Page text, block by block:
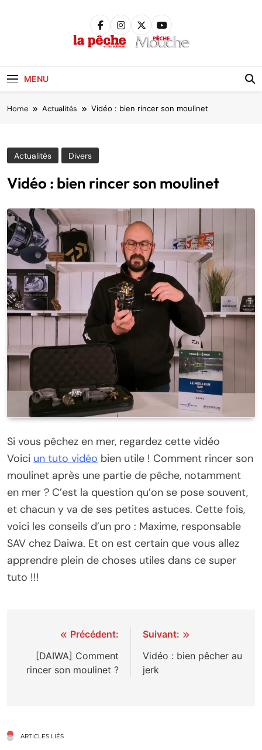
MENU
Home Actualités Vidéo : bien rincer son moulinet
Actualités Divers
Vidéo : bien rincer son moulinet
Si vous pêchez en mer, regardez cette vidéo
Voici un tuto vidéo bien utile ! Comment rincer son
moulinet après une partie de pêche, notamment
en mer ? C’est la question qu’on se pose souvent,
et chacun y va de ses petites astuces. Cette fois,
voici les conseils d’un pro : Maxime, responsable
SAV chez Daiwa. Et on est certain que vous allez
apprendre plein de choses utiles dans ce super
tuto !!!
Navigation
l’article
Précédent:
[DAIWA] Comment
rincer son moulinet ?
Suivant:
Vidéo : bien pêcher au
jerk
ARTICLES LIÉS